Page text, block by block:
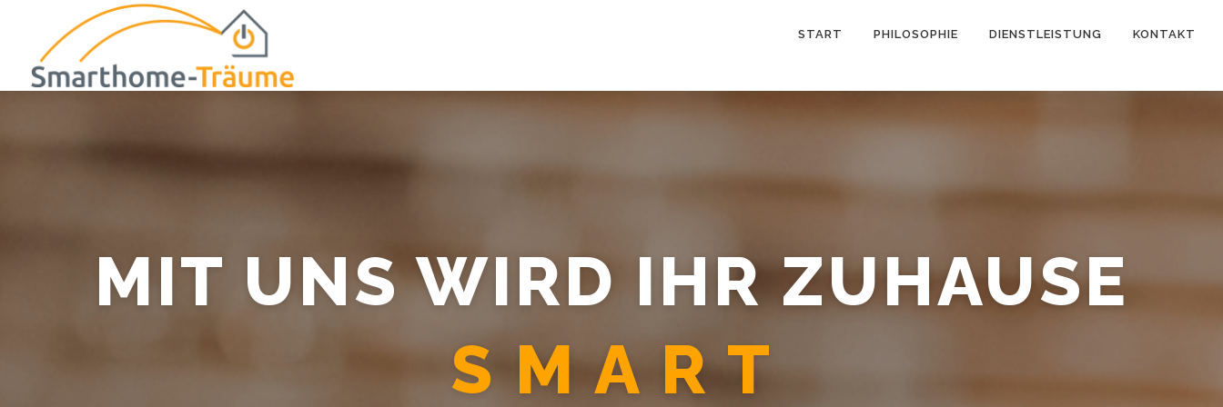
springen
START PHILOSOPHIE DIENSTLEISTUNG KONTAKT
MIT UNS WIRD IHR ZUHAUSE
SMART